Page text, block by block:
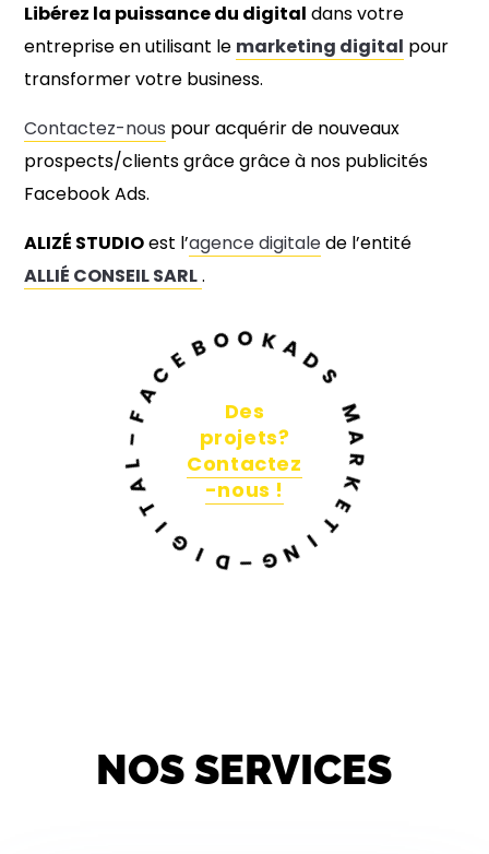
Libérez la puissance du digital dans votre
entreprise en utilisant le marketing digital pour
transformer votre business.
Contactez-nous pour acquérir de nouveaux
prospects/clients grâce grâce à nos publicités
Facebook Ads.
ALIZÉ STUDIOest l’agence digitalede l’entité
ALLIÉ CONSEIL SARL.
­
­
­
­
­
M
A
R
K
E
T
I
N
G
–
D
I
G
I
T
A
L
–
F
ACEB O OKA
D
S
Des
projets?
Contactez
-nous !
NOS SERVICES